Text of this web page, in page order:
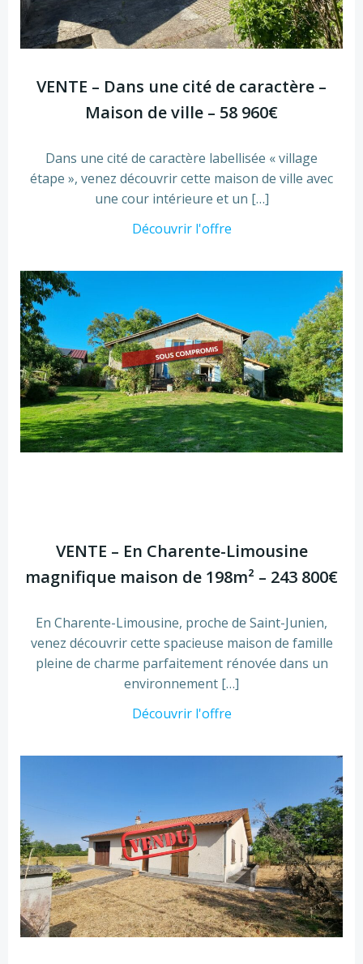
VENTE – Dans une cité de caractère –
Maison de ville – 58 960€
Dans une cité de caractère labellisée « village
étape », venez découvrir cette maison de ville avec
une cour intérieure et un […]
Découvrir l'offre
VENTE – En Charente-Limousine
magnifique maison de 198m² – 243 800€
En Charente-Limousine, proche de Saint-Junien,
venez découvrir cette spacieuse maison de famille
pleine de charme parfaitement rénovée dans un
environnement […]
Découvrir l'offre